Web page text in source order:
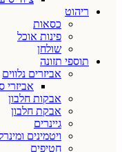
ריהוט
כסאות
פינות אוכל
שולחן
תוספי תזונה
אביזרים נלווים
אביזרי
אבקות חלבון
אבקת חלבון
גיינרים
ויטמינים
חטיפים